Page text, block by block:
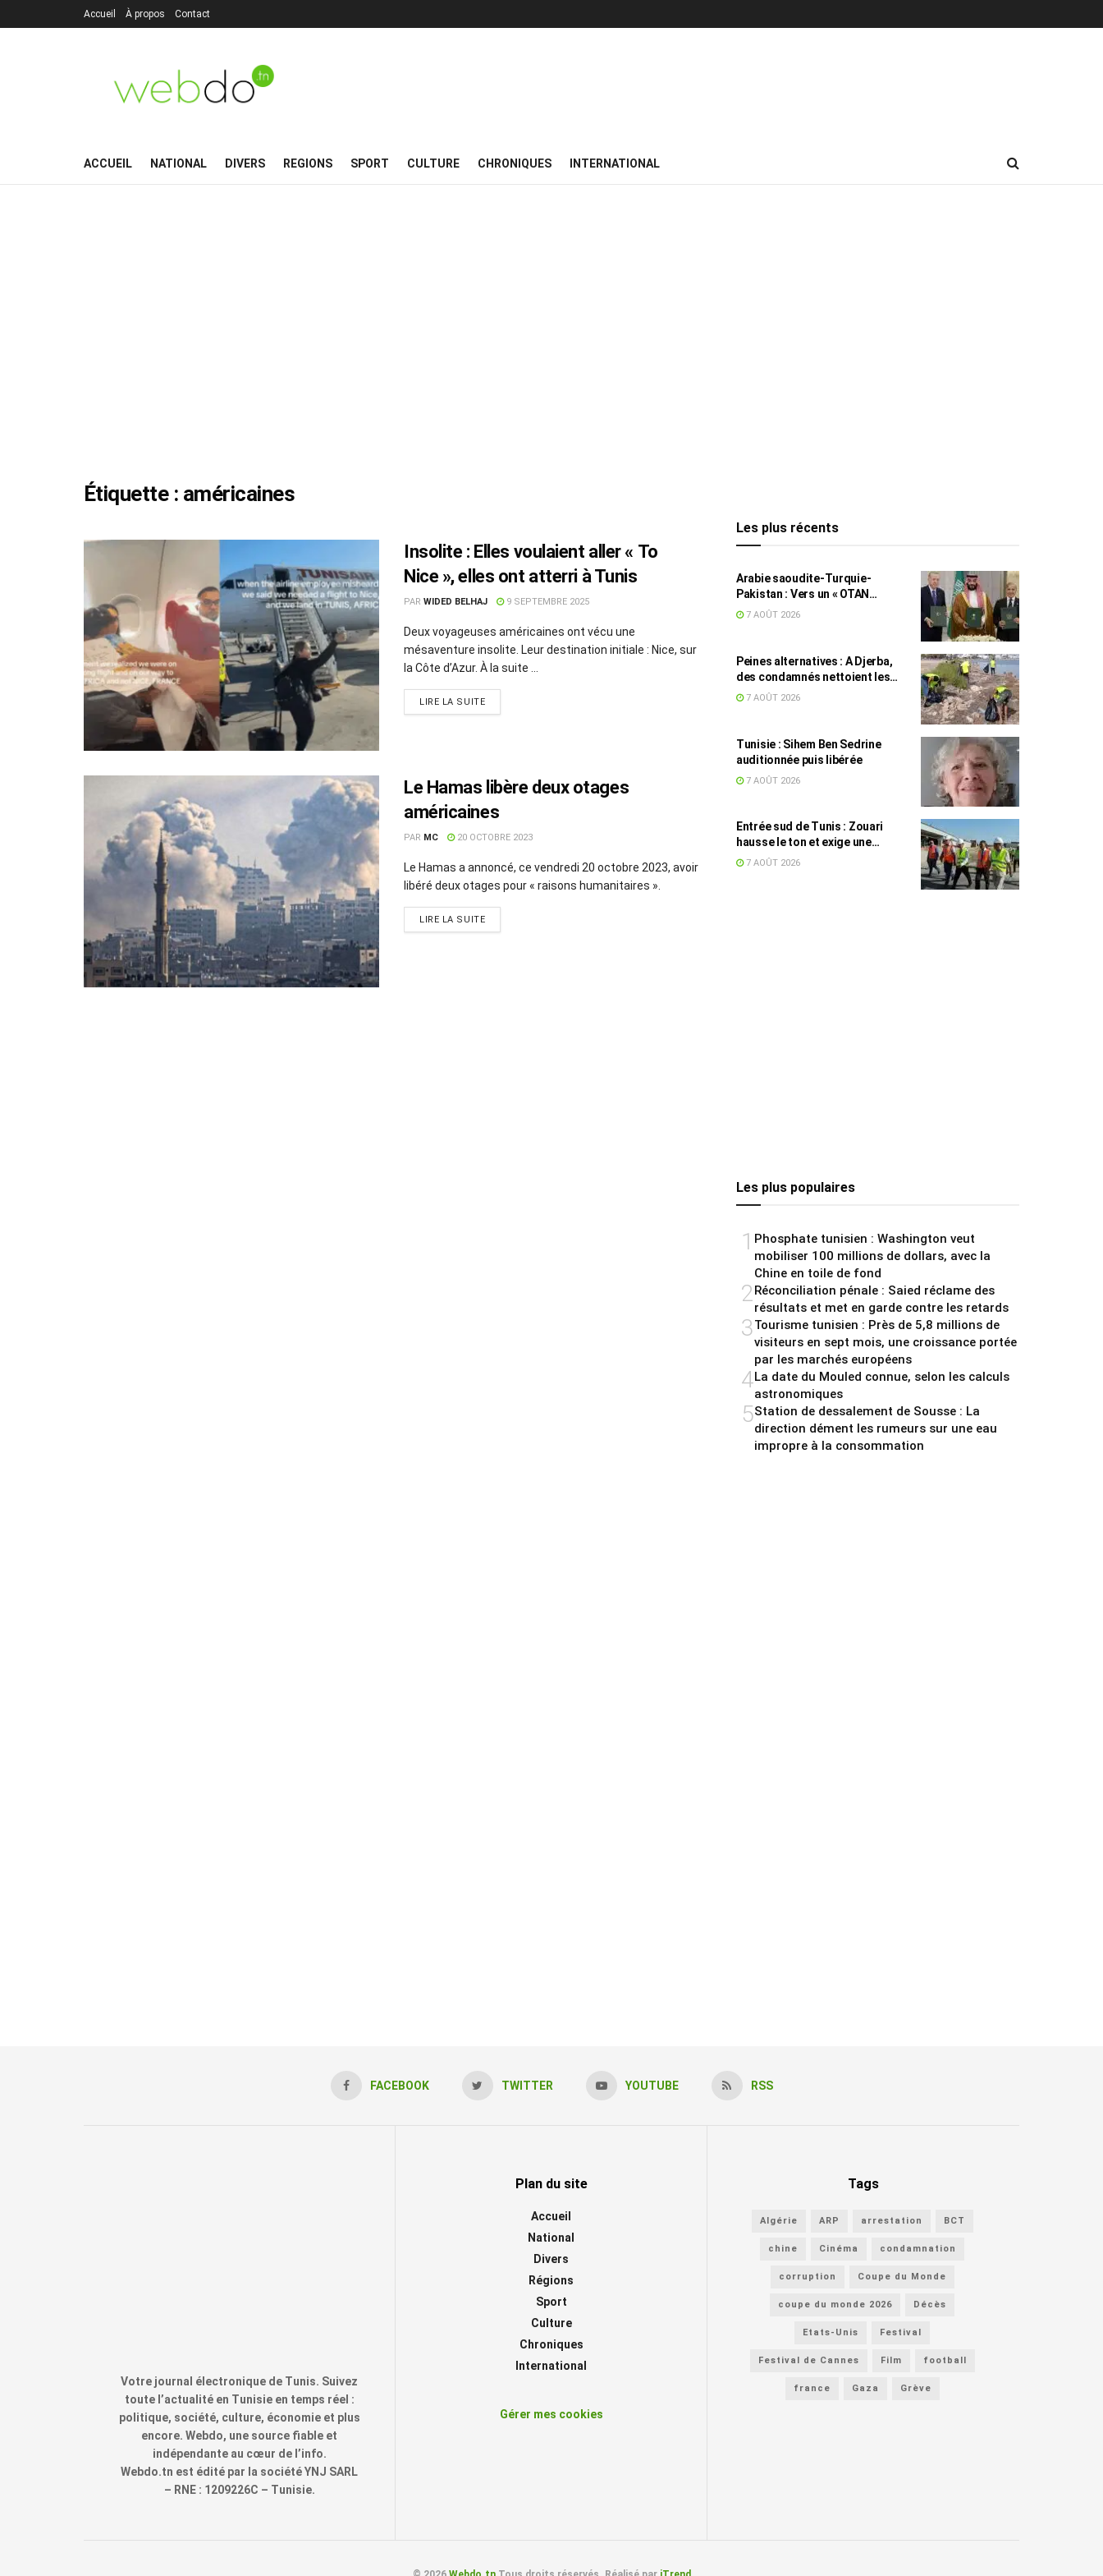
Accueil À propos Contact
ACCUEIL NATIONAL DIVERS REGIONS SPORT CULTURE CHRONIQUES INTERNATIONAL
Étiquette : américaines
Insolite : Elles voulaient aller « To
Nice », elles ont atterri à Tunis
PAR WIDED BELHAJ 9 SEPTEMBRE 2025
Deux voyageuses américaines ont vécu une
mésaventure insolite. Leur destination initiale : Nice, sur
la Côte d’Azur. À la suite ...
LIRE LA SUITE
Le Hamas libère deux otages
américaines
PAR MC 20 OCTOBRE 2023
Le Hamas a annoncé, ce vendredi 20 octobre 2023, avoir
libéré deux otages pour « raisons humanitaires ».
LIRE LA SUITE
Les plus récents
Arabie saoudite-Turquie-
Pakistan : Vers un « OTAN
islamique » ?
7 AOÛT 2026
Peines alternatives : A Djerba,
des condamnés nettoient les
plages
7 AOÛT 2026
Tunisie : Sihem Ben Sedrine
auditionnée puis libérée
7 AOÛT 2026
Entrée sud de Tunis : Zouari
hausse le ton et exige une
accélération des travaux
7 AOÛT 2026
Les plus populaires
1 Phosphate tunisien : Washington veut
mobiliser 100 millions de dollars, avec la
Chine en toile de fond
2Réconciliation pénale : Saied réclame des
résultats et met en garde contre les retards
3Tourisme tunisien : Près de 5,8 millions de
visiteurs en sept mois, une croissance portée
par les marchés européens
4La date du Mouled connue, selon les calculs
astronomiques
5Station de dessalement de Sousse : La
direction dément les rumeurs sur une eau
impropre à la consommation
FACEBOOK TWITTER YOUTUBE RSS
Votre journal électronique de Tunis. Suivez
toute l’actualité en Tunisie en temps réel :
politique, société, culture, économie et plus
encore. Webdo, une source fiable et
indépendante au cœur de l’info.
Webdo.tn est édité par la société YNJ SARL
– RNE : 1209226C – Tunisie.
Plan du site
Accueil
National
Divers
Régions
Sport
Culture
Chroniques
International
Gérer mes cookies
Tags
Algérie ARP arrestation BCT
chine Cinéma condamnation
corruption Coupe du Monde
coupe du monde 2026 Décès
Etats-Unis Festival
Festival de Cannes Film football
france Gaza Grève